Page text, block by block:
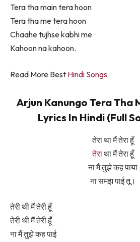
Tera tha main tera hoon
Tera tha me tera hoon
Chaahe tujhse kabhi me
Kahoon na kahoon.
Read More Best Hindi Songs
Arjun Kanungo Tera Tha
Lyrics In Hindi (Full
तेरा था मैं तेरा हूँ
तेराथा मैं तेरा हूँ
ना मैं तुझे कह पाया
ना समझ पाई तू।
तेरी थी मैं तेरी हूँ
तेरी थी मैं तेरी हूँ
ना मैं तुझे कह पाई